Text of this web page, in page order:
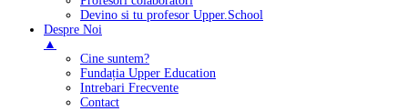
Devino si tu profesor Upper.School
Despre Noi
▲
Cine suntem?
Fundația Upper Education
Intrebari Frecvente
Contact